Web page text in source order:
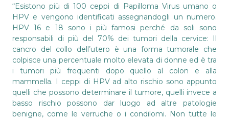
“Esistono più di 100 ceppi di Papilloma Virus umano o
HPV e vengono identificati assegnandogli un numero.
HPV 16 e 18 sono i più famosi perché da soli sono
responsabili di più del 70% dei tumori della cervice: Il
cancro del collo dell’utero è una forma tumorale che
colpisce una percentuale molto elevata di donne ed è tra
i tumori più frequenti dopo quello al colon e alla
mammella. I ceppi di HPV ad alto rischio sono appunto
quelli che possono determinare il tumore, quelli invece a
basso rischio possono dar luogo ad altre patologie
benigne, come le verruche o i condilomi. Non tutte le